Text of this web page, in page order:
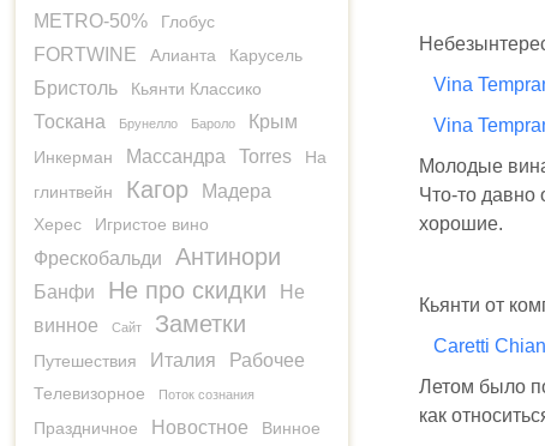
Vina
Vina
Молодые
Что-то давно
хорошие.
Кьянти от
Caretti
Летом было
как
METRO-50% Глобус
FORTWINE Алианта Карусель
Бристоль Кьянти Классико
Тоскана Брунелло Бароло Крым
Инкерман Массандра Torres
На
глинтвейн
Кагор Мадера
Херес Игристое вино
Фрескобальди Антинори
Банфи Не про скидки
Не
винное
Сайт Заметки
Путешествия Италия Рабочее
Телевизорное Поток сознания
Праздничное Новостное
Винное